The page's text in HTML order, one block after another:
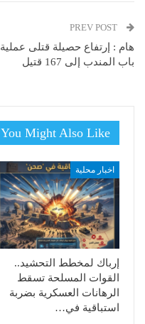
هام : إرتفاع حصيلة قتلى عملية
باب المندب إلى 167 قتيل
You Might Also Like
اخبار محلية
إرباك لمخطط التحشيد..
القوات المسلحة تسقط
الرهانات العسكرية بضربة
استباقية في…